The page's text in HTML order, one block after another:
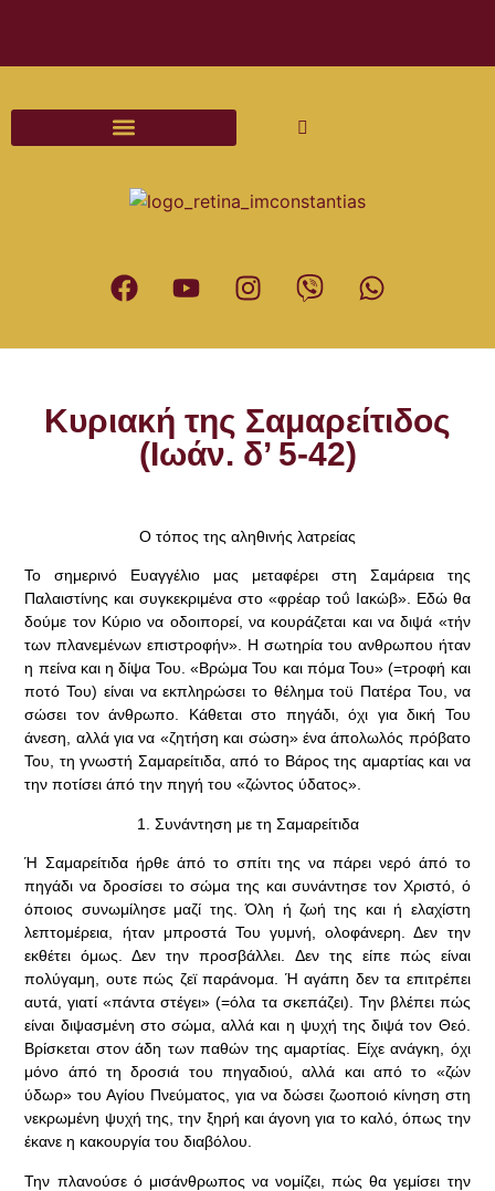
Κυριακή της Σαμαρείτιδος
(Ιωάν. δ’ 5-42)
Ο τόπος της αληθινής λατρείας
Το σημερινό Ευαγγέλιο μας μεταφέρει στη Σαμάρεια της
Παλαιστίνης και συγκεκριμένα στο «φρέαρ τοΰ Ιακώβ». Εδώ θα
δούμε τον Κύριο να οδοιπορεί, να κουράζεται και να διψά «τήν
των πλανεμένων επιστροφήν». Η σωτηρία του ανθρωπου ήταν
η πείνα και η δίψα Του. «Βρώμα Του και πόμα Του» (=τροφή και
ποτό Του) είναι να εκπληρώσει το θέλημα τοϋ Πατέρα Του, να
σώσει τον άνθρωπο. Κάθεται στο πηγάδι, όχι για δική Του
άνεση, αλλά για να «ζητήση και σώση» ένα άπολωλός πρόβατο
Του, τη γνωστή Σαμαρείτιδα, από το Βάρος της αμαρτίας και να
την ποτίσει άπό την πηγή του «ζώντος ύδατος».
1. Συνάντηση με τη Σαμαρείτιδα
Ή Σαμαρείτιδα ήρθε άπό το σπίτι της να πάρει νερό άπό το
πηγάδι να δροσίσει το σώμα της και συνάντησε τον Χριστό, ό
όποιος συνωμίλησε μαζί της. Όλη ή ζωή της και ή ελαχίστη
λεπτομέρεια, ήταν μπροστά Του γυμνή, ολοφάνερη. Δεν την
εκθέτει όμως. Δεν την προσβάλλει. Δεν της είπε πώς είναι
πολύγαμη, ουτε πώς ζεϊ παράνομα. Ή αγάπη δεν τα επιτρέπει
αυτά, γιατί «πάντα στέγει» (=όλα τα σκεπάζει). Την βλέπει πώς
είναι διψασμένη στο σώμα, αλλά και η ψυχή της διψά τον Θεό.
Βρίσκεται στον άδη των παθών της αμαρτίας. Είχε ανάγκη, όχι
μόνο άπό τη δροσιά του πηγαδιού, αλλά και από το «ζών
ύδωρ» του Αγίου Πνεύματος, για να δώσει ζωοποιό κίνηση στη
νεκρωμένη ψυχή της, την ξηρή και άγονη για το καλό, όπως την
έκανε η κακουργία του διαβόλου.
Την πλανούσε ό μισάνθρωπος να νομίζει, πώς θα γεμίσει την